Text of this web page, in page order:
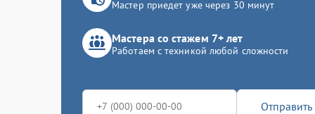
Мастер приедет уже через 30 минут
Мастера со стажем 7+ лет
Работаем с техникой любой сложности
Отправить